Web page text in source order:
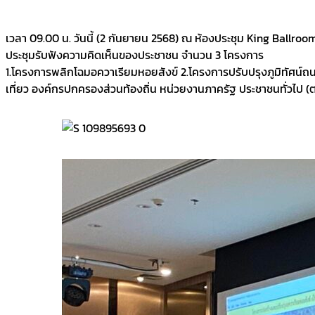
เวลา 09.00 น. วันนี้ (2 กันยายน 2568) ณ ห้องประชุม King
ประชุมรับฟังความคิดเห็นของประชาชน จำนวน 3 โครงการ
1.โครงการพลิกโฉมอควาเรียมหอยสังข์ 2.โครงการปรับปรุงภูมิทัศ
เที่ยว องค์กรปกครองส่วนท้องถิ่น หน่วยงานภาครัฐ ประชาชนทั่วไป (